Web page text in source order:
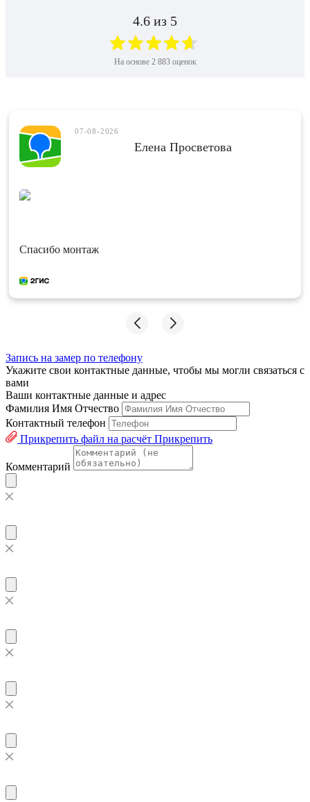
4.6 из 5
На основе 2 883оценок
07-08-2026
Елена Просветова
Спасибо монтаж
Запись на замер по телефону
Укажите свои контактные данные, чтобы мы могли связаться с
вами
Ваши контактные данные и адрес
Фамилия Имя Отчество
Контактный телефон
Прикрепить файл на расчёт Прикрепить
Комментарий